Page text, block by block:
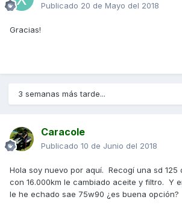
Publicado 20 de Mayo del 2018
Gracias!
3 semanas más tarde...
Caracole
Publicado 10 de Junio del 2018
Hola soy nuevo por aquí. Recogí una sd 125
con 16.000km le cambiado aceite y filtro. Y
le he echado sae 75w90 ¿es buena opción?